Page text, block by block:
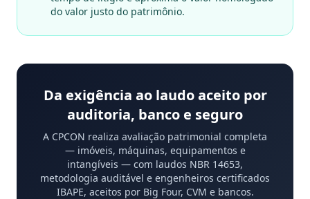
do valor justo do patrimônio.
Da exigência ao laudo aceito por
auditoria, banco e seguro
A CPCON realiza avaliação patrimonial completa
— imóveis, máquinas, equipamentos e
intangíveis — com laudos NBR 14653,
metodologia auditável e engenheiros certificados
IBAPE, aceitos por Big Four, CVM e bancos.